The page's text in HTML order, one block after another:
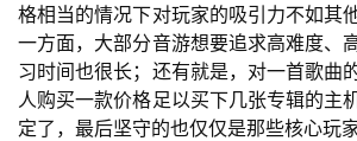
手
机
游
戏
格相当的情况下对玩家的吸引力不如其
一方面，大部分音游想要追求高难度、
习时间也很长；还有就是，对一首歌曲
人购买一款价格足以买下几张专辑的主
定了，最后坚守的也仅仅是那些核心玩家